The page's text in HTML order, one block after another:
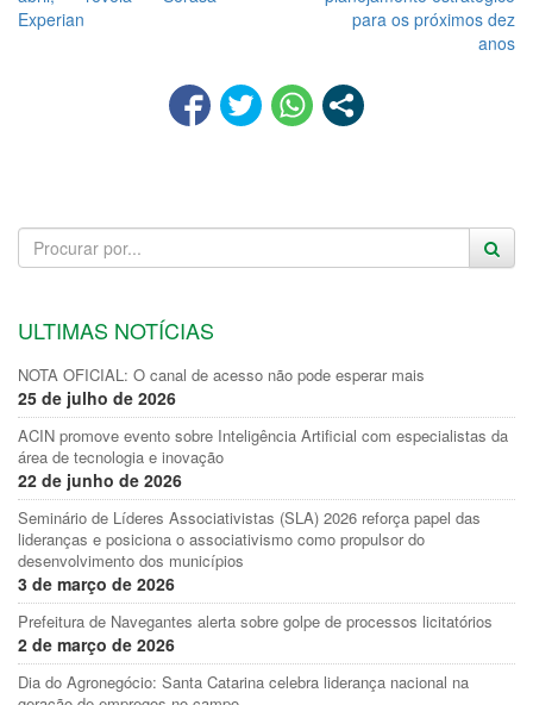
Experian
para os próximos dez
anos
ULTIMAS NOTÍCIAS
NOTA OFICIAL: O canal de acesso não pode esperar mais
25 de julho de 2026
ACIN promove evento sobre Inteligência Artificial com especialistas da
área de tecnologia e inovação
22 de junho de 2026
Seminário de Líderes Associativistas (SLA) 2026 reforça papel das
lideranças e posiciona o associativismo como propulsor do
desenvolvimento dos municípios
3 de março de 2026
Prefeitura de Navegantes alerta sobre golpe de processos licitatórios
2 de março de 2026
Dia do Agronegócio: Santa Catarina celebra liderança nacional na